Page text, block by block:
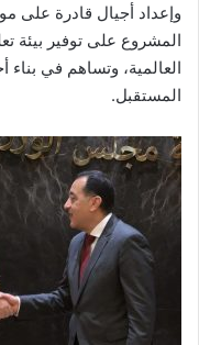
وإعداد أجيال قادرة على
المشروع على توفير بيئة
العالمية، وتساهم في
المستقبل.